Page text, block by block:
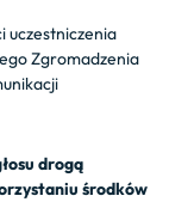
uczestniczenia
Zgromadzenia
drogą
środków